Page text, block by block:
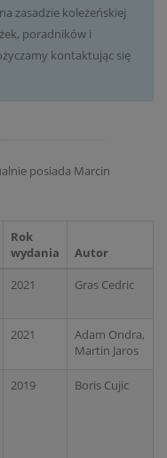
zasadzie koleżeńskiej
poradników i
kontaktując się
posiada Marcin
Rok
wydania
Autor
2021 Gras Cedric
2021
Adam Ondra,
Martin Jaros
2019 Boris Cujic